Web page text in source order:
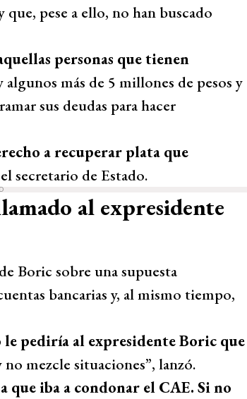
pese a ello, no han buscado
personas que tienen
algunos más de 5 millones de pesos y
sus deudas para hacer
a recuperar plata que
secretario de Estado.
al expresidente
Boric sobre una supuesta
bancarias y, al mismo tiempo,
le pediría al expresidente Boric que
no mezcle situaciones”, lanzó.
iba a condonar el CAE. Si no